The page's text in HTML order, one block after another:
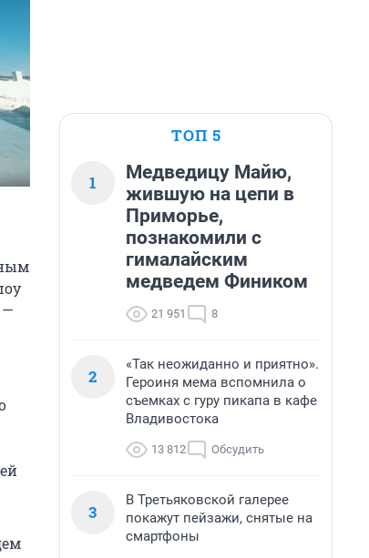
—
ТОП 5
1
Медведицу Майю,
жившую на цепи в
Приморье,
познакомили с
гималайским
медведем Фиником
21 951 8
2
«Так неожиданно и приятно».
Героиня мема вспомнила о
съемках с гуру пикапа в кафе
Владивостока
13 812 Обсудить
3
В Третьяковской галерее
покажут пейзажи, снятые на
смартфоны